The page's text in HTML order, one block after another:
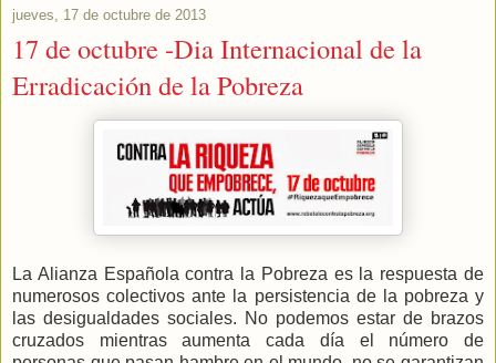
jueves, 17 de octubre de 2013
17 de octubre -Dia Internacional de la
Erradicación de la Pobreza
La Alianza Española contra la Pobreza es la respuesta de
numerosos colectivos ante la persistencia de la pobreza y
las desigualdades sociales. No podemos estar de brazos
cruzados mientras aumenta cada día el número de